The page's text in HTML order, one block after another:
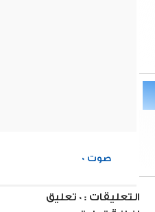
0 صوت
التعليقات : 0 تعليق